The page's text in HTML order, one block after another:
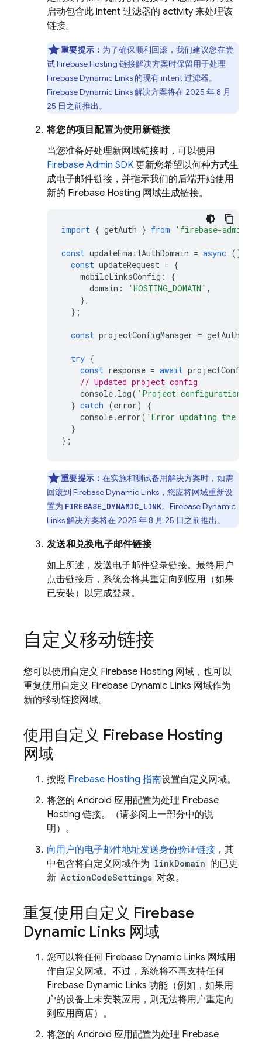
启动包含此 intent 过滤器的 activity 来处理该
链接。
重要提示： 为了确保顺利回滚，我们建议您在尝
试Firebase Hosting 链接解决方案时保留用于处理
Firebase Dynamic Links 的现有 intent 过滤器。
Firebase Dynamic Links解决方案将在 2025 年 8 月
25 日之前推出。
将您的项目配置为使用新链接
当您准备好处理新网域链接时，可以使用
Firebase Admin SDK 更新您希望以何种方式生
成电子邮件链接，并指示我们的后端开始使用
新的 Firebase Hosting 网域生成链接。
import { getAuth } from 'firebase-admin/
const updateEmailAuthDomain = async ()
const updateRequest = {
mobileLinksConfig :
{
domain : 'HOSTING_DOMAIN' ,
},
};
const projectConfigManager = getAuth
try {
const response = await
// Updated project config
console. log( 'Project configuration
} catch (error)
{
console. error( 'Error updating the
}
};
重要提示：在实施和测试备用解决方案时，如需
回滚到 Firebase Dynamic Links ，您应将网域重新设
置为 FIREBASE_DYNAMIC_LINK。 Firebase Dynamic
Links解决方案将在 2025 年 8 月 25 日之前推出。
发送和兑换电子邮件链接
如上所述，发送电子邮件登录链接。最终用户
点击链接后，系统会将其重定向到应用（如果
已安装）以完成登录。
自定义移动链接
您可以使用自定义 Firebase Hosting 网域，也可以
重复使用自定义 Firebase Dynamic Links 网域作为
新的移动链接网域。
使用自定义 Firebase Hosting
网域
按照 Firebase Hosting 指南设置自定义网域。
将您的 Android 应用配置为处理 Firebase
Hosting 链接。（请参阅上一部分中的说
明）。
向用户的电子邮件地址发送身份验证链接 ，其
中包含将自定义网域作为 linkDomain 的已更
新 ActionCodeSettings 对象。
重复使用自定义 Firebase
Dynamic Links 网域
您可以将任何 Firebase Dynamic Links 网域用
作自定义网域。不过，系统将不再支持任何
Firebase Dynamic Links 功能（例如，如果用
户的设备上未安装应用，则无法将用户重定向
到应用商店）。
将您的 Android 应用配置为处理 Firebase